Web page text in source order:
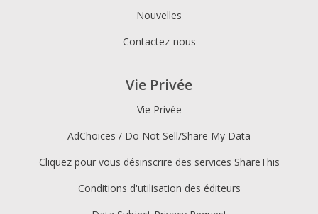
Nouvelles
Contactez-nous
Vie Privée
Vie Privée
AdChoices / Do Not Sell/Share My Data
Cliquez pour vous désinscrire des services ShareThis
Conditions d'utilisation des éditeurs